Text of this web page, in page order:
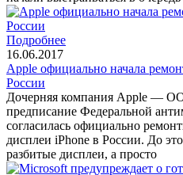
Подробнее
16.06.2017
Apple официально начала
России
Дочерняя компания Apple —
предписание Федеральной
согласилась официально
дисплеи iPhone в России. До
разбитые дисплеи, а просто